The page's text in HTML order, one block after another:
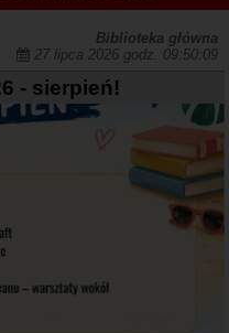
Biblioteka główna
27 lipca 2026 godz. 09:50:09
- sierpień!